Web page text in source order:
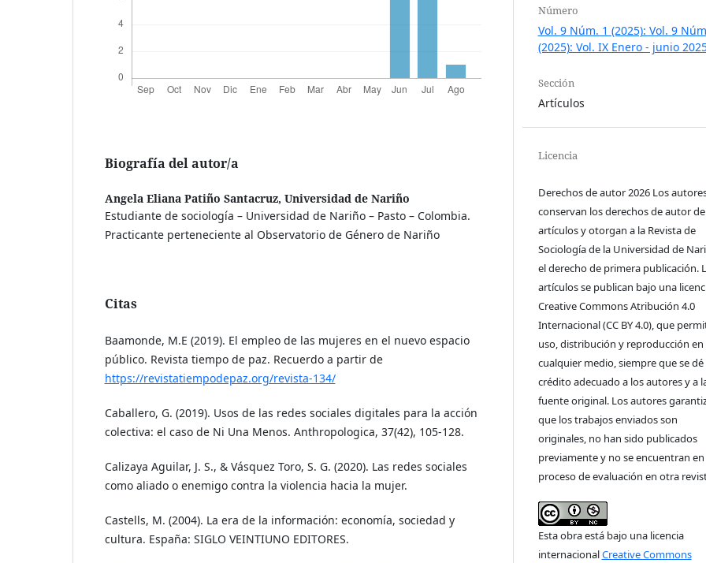
Biografía del autor/a
Angela Eliana Patiño Santacruz, Universidad de Nariño
Estudiante de sociología – Universidad de Nariño – Pasto – Colombia.
Practicante perteneciente al Observatorio de Género de Nariño
Citas
Baamonde, M.E (2019). El empleo de las mujeres en el nuevo espacio
público. Revista tiempo de paz. Recuerdo a partir de
https://revistatiempodepaz.org/revista-134/
Caballero, G. (2019). Usos de las redes sociales digitales para la acción
colectiva: el caso de Ni Una Menos. Anthropologica, 37(42), 105-128.
Calizaya Aguilar, J. S., & Vásquez Toro, S. G. (2020). Las redes sociales
como aliado o enemigo contra la violencia hacia la mujer.
Castells, M. (2004). La era de la información: economía, sociedad y
cultura. España: SIGLO VEINTIUNO EDITORES.
Número
Vol. 9 Núm. 1 (2025): Vol. 9
(2025): Vol. IX Enero - junio
Sección
Artículos
Licencia
Derechos de autor 2026 Los
conservan los derechos de autor
artículos y otorgan a la Revista de
Sociología de la Universidad de
el derecho de primera publicación.
artículos se publican bajo una
Creative Commons Atribución 4.0
Internacional (CC BY 4.0), que
uso, distribución y reproducción en
cualquier medio, siempre que se dé
crédito adecuado a los autores y a
fuente original. Los autores
que los trabajos enviados son
originales, no han sido publicados
previamente y no se encuentran en
proceso de evaluación en otra
Esta obra está bajo una licencia
internacionalCreative Commons